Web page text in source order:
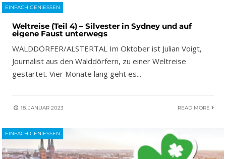
EINFACH GENIESSEN
Weltreise (Teil 4) – Silvester in Sydney und auf
eigene Faust unterwegs
WALDDÖRFER/ALSTERTAL Im Oktober ist Julian Voigt,
Journalist aus den Walddörfern, zu einer Weltreise
gestartet. Vier Monate lang geht es...
18. JANUAR 2023 READ MORE
EINFACH GENIESSEN